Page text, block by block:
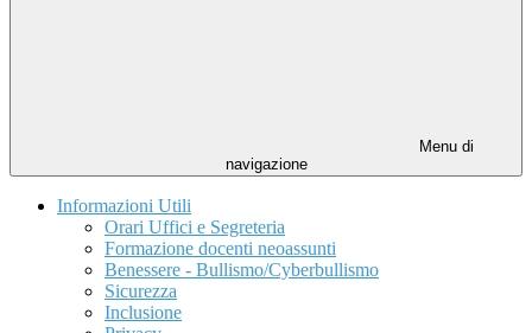
Menu di
navigazione
Informazioni Utili
Orari Uffici e Segreteria
Formazione docenti neoassunti
Benessere - Bullismo/Cyberbullismo
Sicurezza
Inclusione